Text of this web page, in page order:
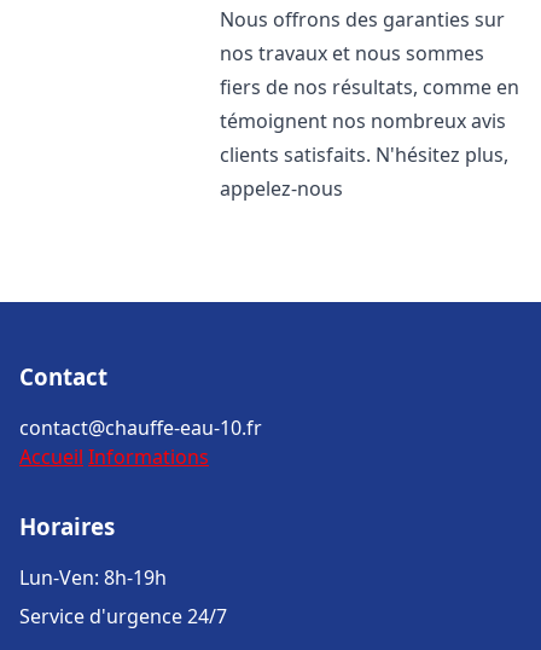
Nous offrons des garanties sur
nos travaux et nous sommes
fiers de nos résultats, comme en
témoignent nos nombreux avis
clients satisfaits. N'hésitez plus,
appelez-nous
Contact
contact@chauffe-eau-10.fr
Accueil Informations
Horaires
Lun-Ven: 8h-19h
Service d'urgence 24/7